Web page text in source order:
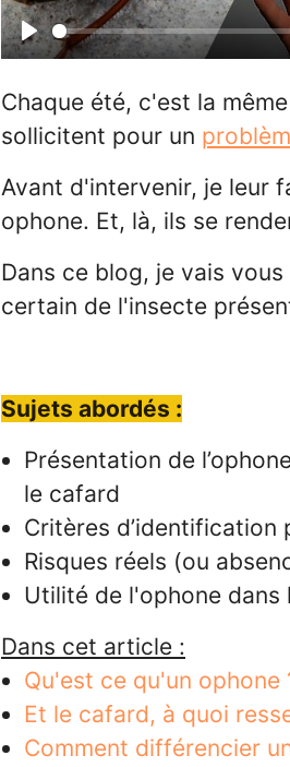
Play
Chaque été, c'est la
sollicitent pour un
Avant d'intervenir, je leur
ophone. Et, là, ils se
Dans ce blog, je vais
certain de l'insecte
Sujets abordés :
Présentation de
le cafard
Critères
Risques réels (ou
Utilité de l'ophone dans
Dans cet article :
Qu'est ce qu'un ophone
Et le cafard, à quoi
Comment différencier